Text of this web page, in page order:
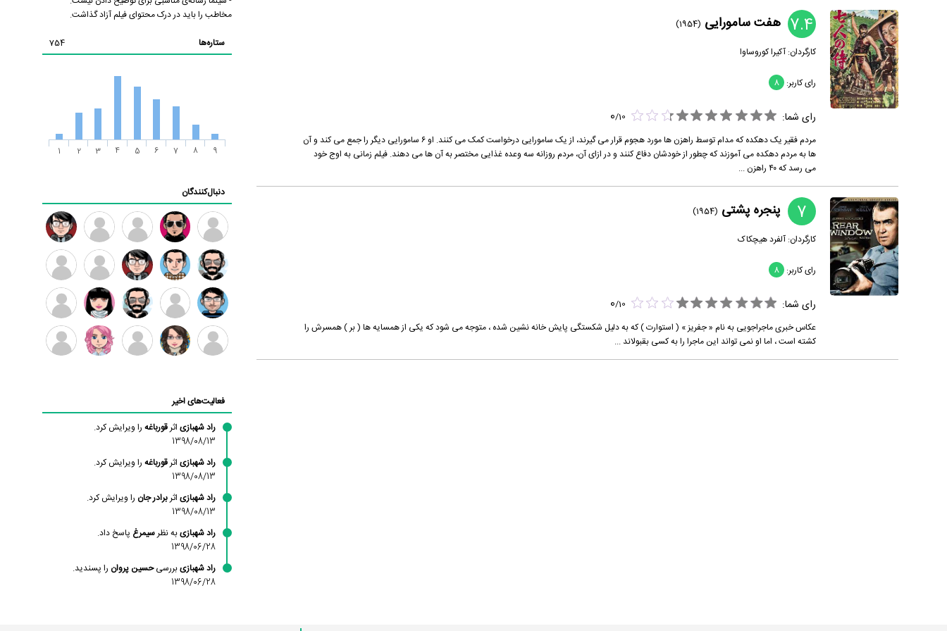
7.4 هفت سامورایی (1954)
کارگردان:آکیرا کوروساوا
رای کاربر: 8
رای شما: 0/10
مردم فقیر یک دهکده که مدام توسط راهزن ها مورد هجوم قرار می گیرند، از یک سامورایی درخواست کمک می کنند. او ۶ سامورایی دیگر را جمع می کند و آن
ها به مردم دهکده می آموزند که چطور از خودشان دفاع کنند و در ازای آن، مردم روزانه سه وعده غذایی مختصر به آن ها می دهند. فیلم زمانی به اوج خود
می رسد که ۴۰ راهزن ...
7 پنجره پشتی (1954)
کارگردان:آلفرد هیچکاک
رای کاربر: 8
رای شما: 0/10
عکاس خبرى ماجراجویى به نام « جفریز » ( استوارت ) که به دلیل شکستگى پایش خانه‏ نشین شده ، متوجه مى‏ شود که یکى از همسایه‏ ها ( بر ) همسرش را
کشته است ، اما او نمى ‏تواند این ماجرا را به کسى بقبولاند ...
مخاطب را باید در درک محتوای فیلم آزاد گذاشت.
ستاره‌ها
754
1 2 3 4 5 6 7 8 9
دنبال‌کنندگان
ممدرضا
رضا
کاظمی
زهرا ~ ابتین
سید
محمد
موسوی
مهدی
فرهمند
مهدی
سلطانی
داود
رضیی
طرفدار
میلی
بابی
براون
کیوان
کیانی
سامان
راحمی
امیردلتا امیروو
ملیکا
منتظری
عارفه
داستانپور
فعالیت‌های اخیر
راد شهبازیاثرقورباغهرا ویرایش کرد.
1398/08/13
راد شهبازیاثرقورباغهرا ویرایش کرد.
1398/08/13
راد شهبازیاثربرادر جان را ویرایش کرد.
1398/08/13
راد شهبازیبه نظرسیمرغ پاسخ داد.
1398/06/28
راد شهبازیبررسیحسین پروان را پسندید.
1398/06/28